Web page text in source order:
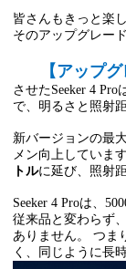
皆さんもきっと楽
そのアップグレー
【アップ
させたSeeker 4 Pro
で、明るさと照射
新バージョンの最
メン向上していま
トルに延び、照射
Seeker 4 Proは、
従来品と変わらず
ありません。 つま
く、同じように長